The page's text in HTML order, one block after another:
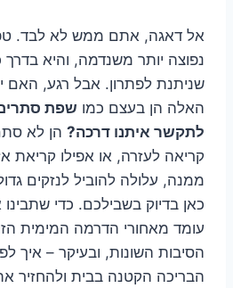
אל דאגה, אתם ממש לא לבד.
נפוצה יותר משנדמה, והיא
שניתנת לפתרון. אבל רגע, האם
האלה הן בעצם כמו שפת
לתקשר איתנו דרכה? הן לא
קריאה לעזרה, או אפילו
ממנה, עלולה להוביל לנזקים
כאן בדיוק בשבילכם. כדי
עומד מאחורי הדרמה המימית
הסיבות השונות, ובעיקר – איך
הבריכה הקטנה בבית ולהחזיר